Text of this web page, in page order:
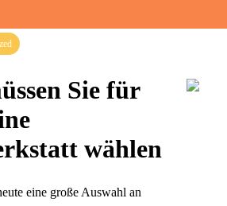
Sie für
wählen
eine große Auswahl an